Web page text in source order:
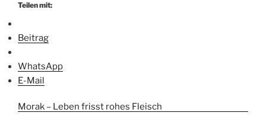
Teilen mit:
Beitrag
WhatsApp
E-Mail
Morak – Leben frisst rohes Fleisch